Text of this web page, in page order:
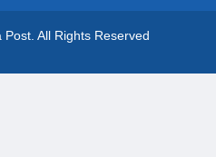
All Rights Reserved